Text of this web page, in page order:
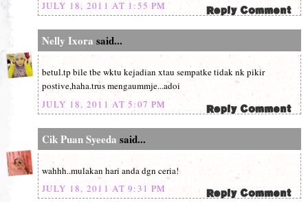
JULY 18, 2011 AT 1:55 PM
Nelly Ixora said...
betul.tp bile tbe wktu kejadian xtau sempatke tidak nk pikir
postive,haha.trus mengaummje...adoi
JULY 18, 2011 AT 5:07 PM
Cik Puan Syeeda said...
wahhh..mulakan hari anda dgn ceria!
JULY 18, 2011 AT 9:31 PM